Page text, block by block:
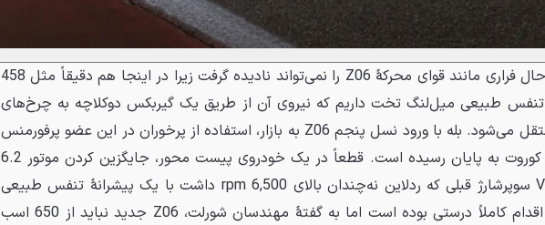
حس و حال فراری مانند قوای محرکهٔ Z06 را نمی‌تواند نادیده گرفت زیرا در اینجا هم دقیقاً مثل 458
یک V8 تنفس طبیعی میل‌لنگ تخت داریم که نیروی آن از طریق یک گیربکس دوکلاچه به چرخ‌های
عقب منتقل می‌شود. بله با ورود نسل پنجم Z06 به بازار، استفاده از پرخوران در این عضو پرفورمنس
خانوادهٔ کوروت به پایان رسیده است. قطعاً در یک خودروی پیست محور، جایگزین کردن موتور 6.2
لیتری V8 سوپرشارژ قبلی که ردلاین نه‌چندان بالای 6,500 rpm داشت با یک پیشرانهٔ تنفس طبیعی
دور بالا اقدام کاملاً درستی بوده است اما به گفتهٔ مهندسان شورلت، Z06 جدید نباید از 650 اسب